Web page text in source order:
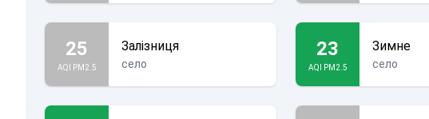
25
AQI PM2.5
Залізниця
село
23
AQI PM2.5
Зимне
село